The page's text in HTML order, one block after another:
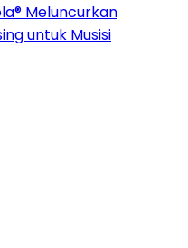
Meluncurkan
untuk Musisi